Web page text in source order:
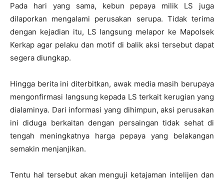
Pada hari yang sama, kebun pepaya milik LS juga
dilaporkan mengalami perusakan serupa. Tidak terima
dengan kejadian itu, LS langsung melapor ke Mapolsek
Kerkap agar pelaku dan motif di balik aksi tersebut dapat
segera diungkap.
Hingga berita ini diterbitkan, awak media masih berupaya
mengonfirmasi langsung kepada LS terkait kerugian yang
dialaminya. Dari informasi yang dihimpun, aksi perusakan
ini diduga berkaitan dengan persaingan tidak sehat di
tengah meningkatnya harga pepaya yang belakangan
semakin menjanjikan.
Tentu hal tersebut akan menguji ketajaman intelijen dan